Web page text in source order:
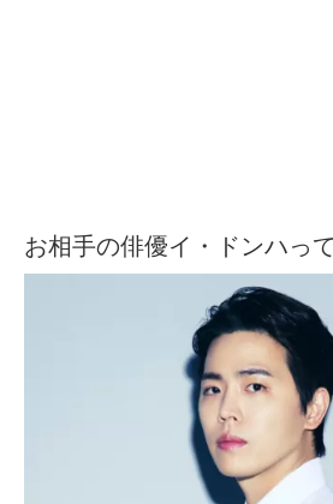
お相手の俳優イ・ドンハっ